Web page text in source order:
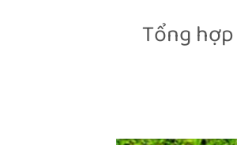
Tổng